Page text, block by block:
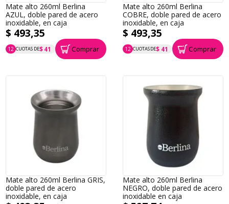
Mate alto 260ml Berlina
AZUL, doble pared de acero
inoxidable, en caja
$ 493,35
12 CUOTAS DE$ 41
P.T.F. $ 493 Comprar
Mate alto 260ml Berlina
COBRE, doble pared de acero
inoxidable, en caja
$ 493,35
12 CUOTAS DE$ 41
P.T.F. $ 493 Comprar
Mate alto 260ml Berlina GRIS,
doble pared de acero
inoxidable, en caja
Mate alto 260ml Berlina
NEGRO, doble pared de acero
inoxidable en caja